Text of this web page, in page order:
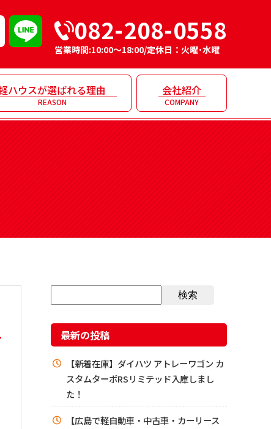
082-208-0558
営業時間:10:00～18:00/定休日：火曜･水曜
ハウスが選ばれる理由
REASON
会社紹介
COMPANY
検索
最新の投稿
【新着在庫】ダイハツ アトレーワゴン カ
スタムターボRSリミテッド入庫しまし
た！
【広島で軽自動車・中古車・カーリース